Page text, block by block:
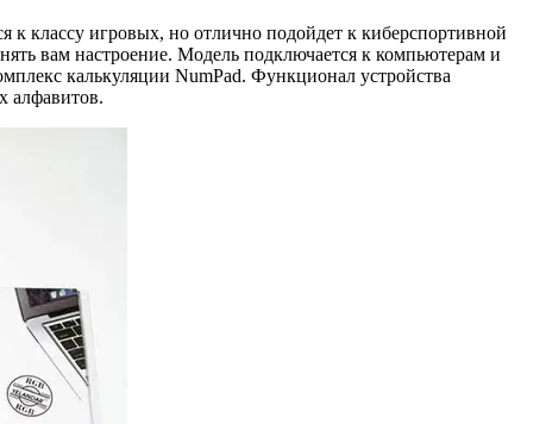
классу игровых, но отлично подойдет к киберспортивной
вам настроение. Модель подключается к компьютерам и
калькуляции NumPad. Функционал устройства
алфавитов.